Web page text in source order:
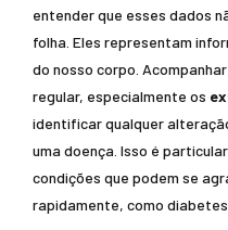
entender que esses dados
folha. Eles representam
do nosso corpo.
regular, especialmente os
identificar qualquer
uma doença. Isso é
condições que podem se
rapidamente, como